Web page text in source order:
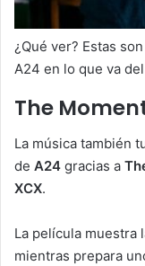
¿Qué ver? Estas
A24 en lo que va
The
La música también
de A24 gracias a
XCX.
La película muestra
mientras prepara